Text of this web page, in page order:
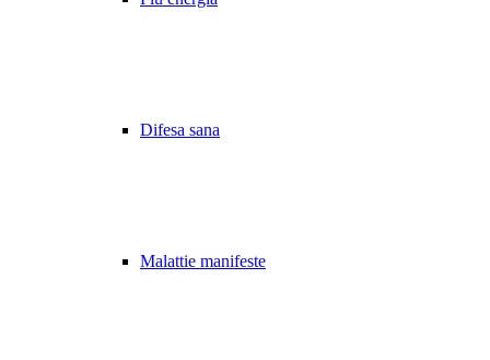
Difesa sana
Malattie manifeste